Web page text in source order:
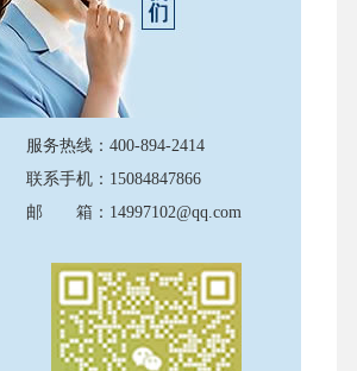
服务热线：400-894-2414
联系手机：15084847866
邮 箱：14997102@qq.com